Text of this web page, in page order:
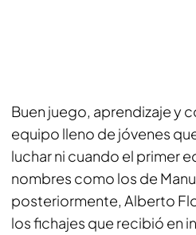
Buen juego, aprendizaje y
equipo lleno de jóvenes
luchar ni cuando el primer
nombres como los de
posteriormente, Alberto
los fichajes que recibió en